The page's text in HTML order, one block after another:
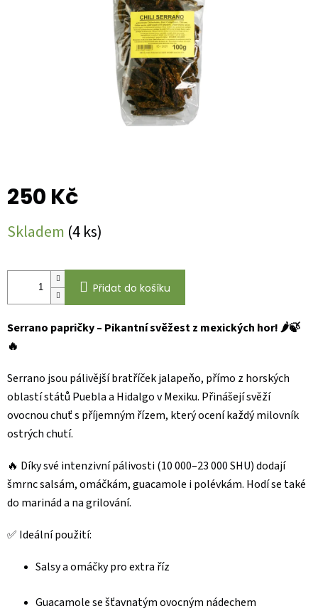
250 Kč
cena:
Skladem (4 ks)
Přidat do košíku
Serrano papričky – Pikantní svěžest z mexických hor! 🌶️🍃
🔥
Serrano jsou pálivější bratříček jalapeňo, přímo z horských
oblastí států Puebla a Hidalgo v Mexiku. Přinášejí svěží
ovocnou chuť s příjemným řízem, který ocení každý milovník
ostrých chutí.
🔥 Díky své intenzivní pálivosti (10 000–23 000 SHU) dodají
šmrnc salsám, omáčkám, guacamole i polévkám. Hodí se také
do marinád a na grilování.
✅ Ideální použití:
Salsy a omáčky pro extra říz
Guacamole se šťavnatým ovocným nádechem